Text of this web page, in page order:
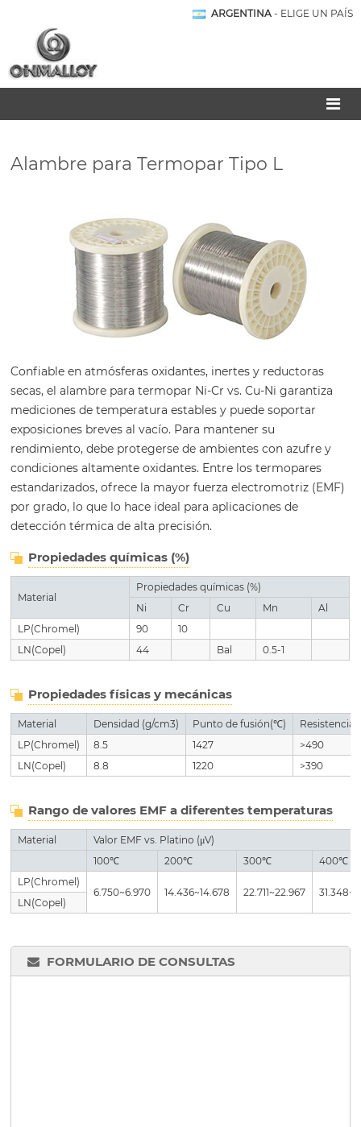
ARGENTINA - ELIGE UN PAÍS
Alambre para Termopar Tipo L
Confiable en atmósferas oxidantes, inertes y reductoras
secas, el alambre para termopar Ni-Cr vs. Cu-Ni garantiza
mediciones de temperatura estables y puede soportar
exposiciones breves al vacío. Para mantener su
rendimiento, debe protegerse de ambientes con azufre y
condiciones altamente oxidantes. Entre los termopares
estandarizados, ofrece la mayor fuerza electromotriz (EMF)
por grado, lo que lo hace ideal para aplicaciones de
detección térmica de alta precisión.
Propiedades químicas (%)
Material
Propiedades químicas (%)
Ni
Cr Cu Mn
Al
LP(Chromel)
90
10
LN(Copel)
44 Bal 0.5-1
Propiedades físicas y mecánicas
Material Densidad (g/cm3) Punto de fusión(℃)
Resistencia
LP(Chromel)
8.5 1427
>490
LN(Copel)
8.8 1220 >390
Rango de valores EMF a diferentes temperaturas
Material
Valor EMF vs. Platino (μV)
100℃
200℃ 300℃
400℃
LP(Chromel)
6.750~6.970
14.436~14.678 22.711~22.967
LN(Copel)
FORMULARIO DE CONSULTAS